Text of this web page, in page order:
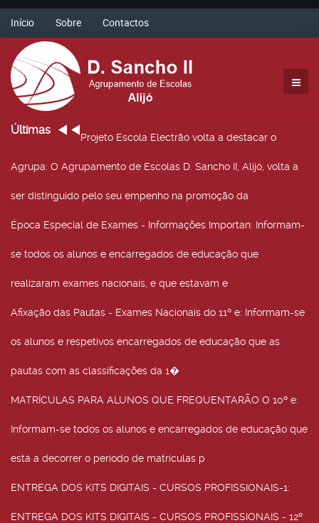
Início Sobre Contactos
Últimas
Projeto Escola Electrão volta a destacar o
Agrupa: O Agrupamento de Escolas D. Sancho II, Alijó, volta a
ser distinguido pelo seu empenho na promoção da
Época Especial de Exames - Informações Importan: Informam-
se todos os alunos e encarregados de educação que
realizaram exames nacionais, e que estavam e
Afixação das Pautas - Exames Nacionais do 11º e: Informam-se
os alunos e respetivos encarregados de educação que as
pautas com as classificações da 1�
MATRÍCULAS PARA ALUNOS QUE FREQUENTARÃO O 10º e:
Informam-se todos os alunos e encarregados de educação que
está a decorrer o período de matrículas p
ENTREGA DOS KITS DIGITAIS - CURSOS PROFISSIONAIS-1:
ENTREGA DOS KITS DIGITAIS - CURSOS PROFISSIONAIS - 12º